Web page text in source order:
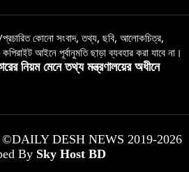
কোনো সংবাদ, তথ্য, ছবি, আলোকচিত্র,
আইনে পূর্বানুমতি ছাড়া ব্যবহার করা যাবে না।
নিয়ম মেনে তথ্য মন্ত্রণালয়ের অধীনে
DESH NEWS 2019-2026
By Sky Host BD